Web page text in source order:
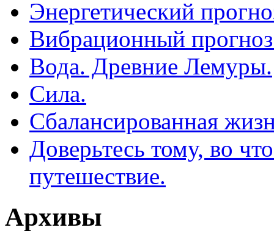
Энергетический
Вибрационный
Вода. Древние Лемуры.
Сила.
Сбалансированная
Доверьтесь тому, во
путешествие.
Архивы